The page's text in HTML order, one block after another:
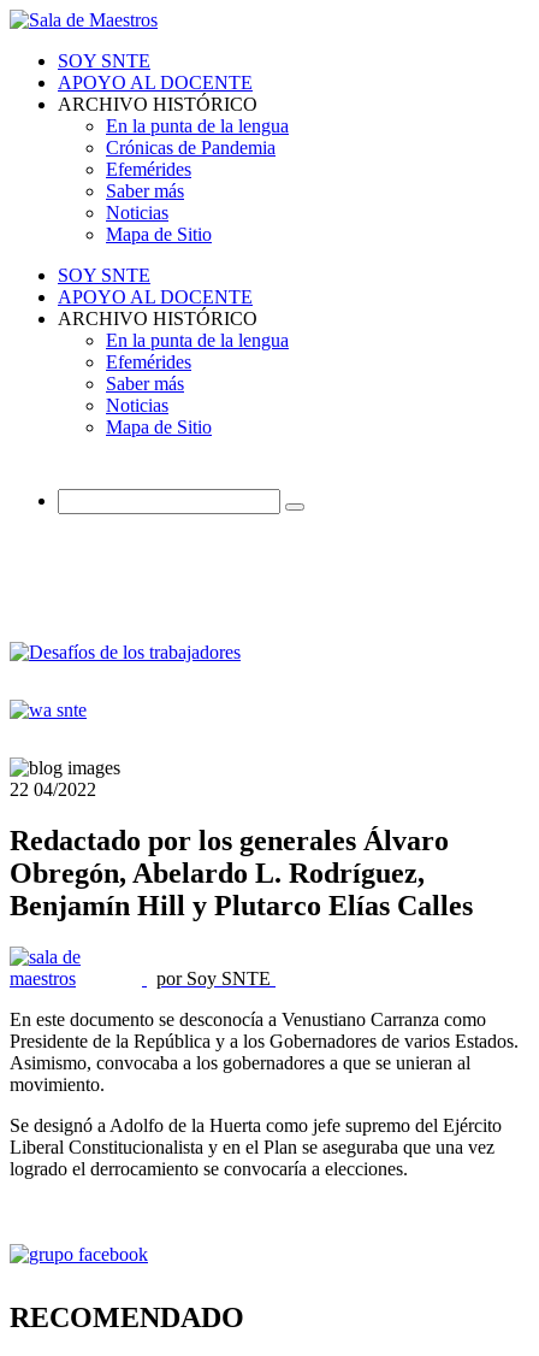
SOY SNTE
APOYO AL DOCENTE
ARCHIVO HISTÓRICO
En la punta de la lengua
Crónicas de Pandemia
Efemérides
Saber más
Noticias
Mapa de Sitio
SOY SNTE
APOYO AL DOCENTE
ARCHIVO HISTÓRICO
En la punta de la lengua
Efemérides
Saber más
Noticias
Mapa de Sitio
22 04/2022
Redactado por los generales Álvaro
Obregón, Abelardo L. Rodríguez,
Benjamín Hill y Plutarco Elías Calles
por Soy SNTE
En este documento se desconocía a Venustiano Carranza como
Presidente de la República y a los Gobernadores de varios Estados.
Asimismo, convocaba a los gobernadores a que se unieran al
movimiento.
Se designó a Adolfo de la Huerta como jefe supremo del Ejército
Liberal Constitucionalista y en el Plan se aseguraba que una vez
logrado el derrocamiento se convocaría a elecciones.
RECOMENDADO